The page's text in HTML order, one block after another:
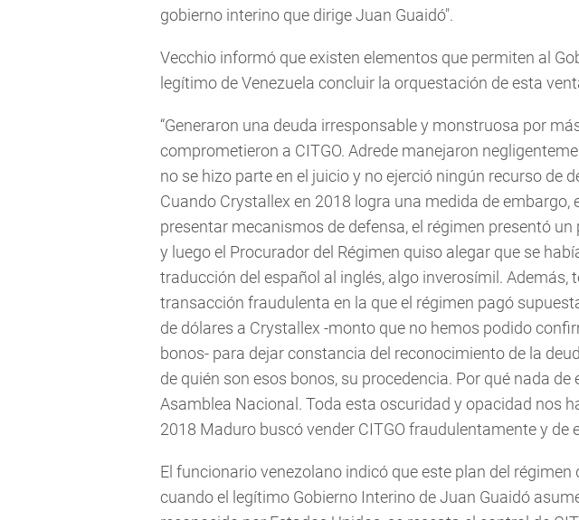
gobierno interino que dirige Juan Guaidó".
Vecchio informó que existen elementos que permiten al
legítimo de Venezuela concluir la orquestación de esta
“Generaron una deuda irresponsable y monstruosa por
comprometieron a CITGO. Adrede manejaron
no se hizo parte en el juicio y no ejerció ningún recurso de
Cuando Crystallex en 2018 logra una medida de embargo,
presentar mecanismos de defensa, el régimen presentó un
y luego el Procurador del Régimen quiso alegar que se
traducción del español al inglés, algo inverosímil. Además,
transacción fraudulenta en la que el régimen pagó
de dólares a Crystallex -monto que no hemos podido
bonos- para dejar constancia del reconocimiento de la
de quién son esos bonos, su procedencia. Por qué nada de
Asamblea Nacional. Toda esta oscuridad y opacidad nos
2018 Maduro buscó vender CITGO fraudulentamente y de
El funcionario venezolano indicó que este plan del
cuando el legítimo Gobierno Interino de Juan Guaidó